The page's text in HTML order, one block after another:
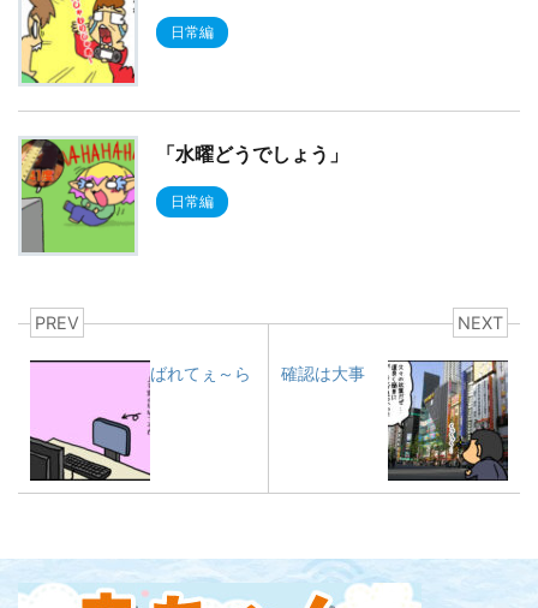
日常編
「水曜どうでしょう」
日常編
PREV
ばれてぇ～ら
NEXT
確認は大事